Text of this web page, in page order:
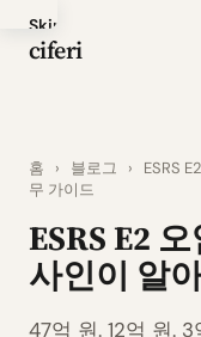
Skip
to
ciferi
홈 › 블로그 ›
ESRS
무 가이드
ESRS E2
사인이 알
47억 원. 12억 원.